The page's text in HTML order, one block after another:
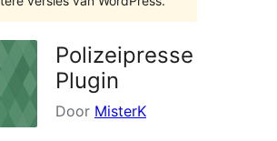
Polizeipresse
Plugin
Door MisterK